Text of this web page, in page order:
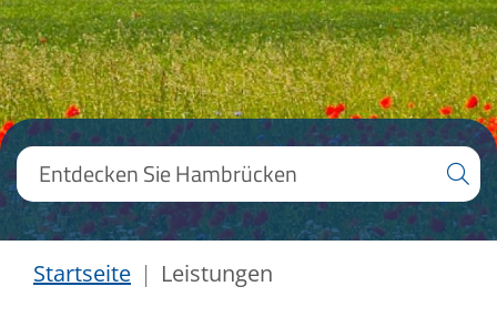
Startseite Leistungen